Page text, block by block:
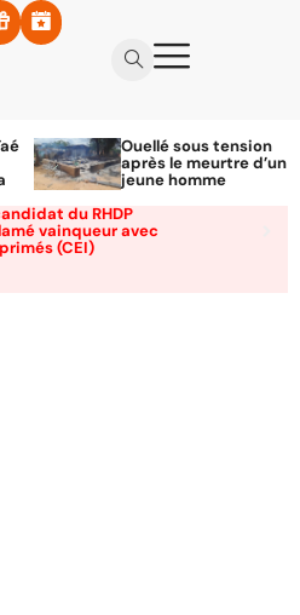
Ouellé sous tension
après le meurtre d’un
jeune homme
du RHDP
vainqueur avec
(CEI)